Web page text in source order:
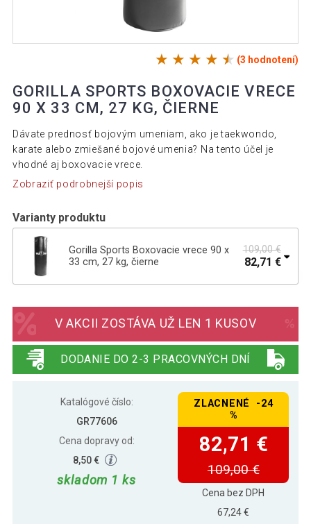
(3 hodnotení)
GORILLA SPORTS BOXOVACIE VRECE
90 X 33 CM, 27 KG, ČIERNE
Dávate prednosť bojovým umeniam, ako je taekwondo,
karate alebo zmiešané bojové umenia? Na tento účel je
vhodné aj boxovacie vrece.
Zobraziť podrobnejší popis
Varianty produktu
Gorilla Sports Boxovacie vrece 90 x
33 cm, 27 kg, čierne
109,00 €
82,71 €
33 cm, 37 kg, čierne
V AKCII ZOSTÁVA UŽ LEN 1 KUSOV
DODANIE DO 2-3 PRACOVNÝCH DNÍ
Katalógové číslo:
GR77606
Cena dopravy od:
8,50 €
skladom 1 ks
ZLACNENÉ -24
%
82,71 €
109,00 €
Cena bez DPH
67,24 €